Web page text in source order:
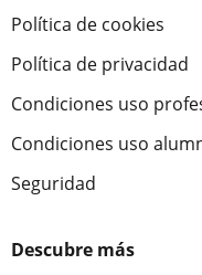
Política de cookies
Política de privacidad
Condiciones uso
Condiciones uso
Seguridad
Descubre más